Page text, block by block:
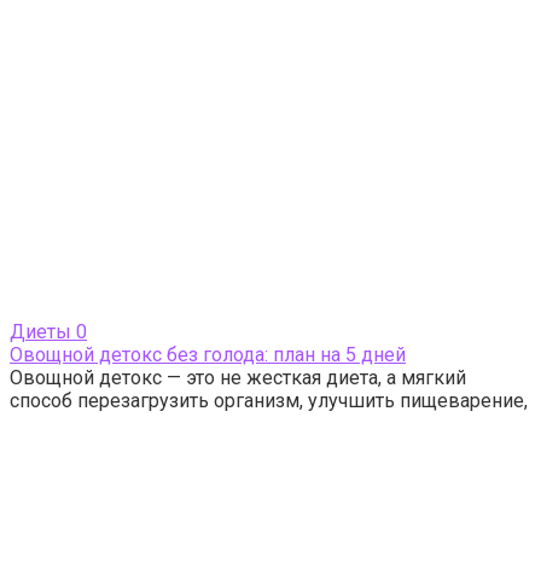
Диеты 0
Овощной детокс без голода: план на 5 дней
Овощной детокс — это не жесткая диета, а мягкий
способ перезагрузить организм, улучшить пищеварение,